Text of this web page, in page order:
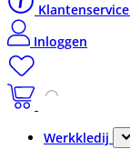
Klantenservice
Inloggen
Werkkledij